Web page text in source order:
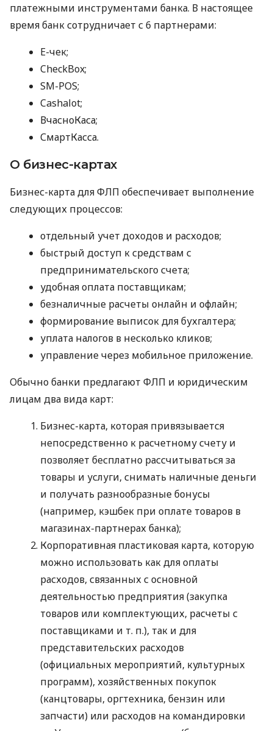
платежными инструментами банка. В настоящее
время банк сотрудничает с 6 партнерами:
E-чек;
CheckBox;
SM-POS;
Cashalot;
ВчасноКаса;
СмартКасса.
О бизнес-картах
Бизнес-карта для ФЛП обеспечивает выполнение
следующих процессов:
отдельный учет доходов и расходов;
быстрый доступ к средствам с
предпринимательского счета;
удобная оплата поставщикам;
безналичные расчеты онлайн и офлайн;
формирование выписок для бухгалтера;
уплата налогов в несколько кликов;
управление через мобильное приложение.
Обычно банки предлагают ФЛП и юридическим
лицам два вида карт:
Бизнес-карта, которая привязывается
непосредственно к расчетному счету и
позволяет бесплатно рассчитываться за
товары и услуги, снимать наличные деньги
и получать разнообразные бонусы
(например, кэшбек при оплате товаров в
магазинах-партнерах банка);
Корпоративная пластиковая карта, которую
можно использовать как для оплаты
расходов, связанных с основной
деятельностью предприятия (закупка
товаров или комплектующих, расчеты с
поставщиками и т. п.), так и для
представительских расходов
(официальных мероприятий, культурных
программ), хозяйственных покупок
(канцтовары, оргтехника, бензин или
запчасти) или расходов на командировки